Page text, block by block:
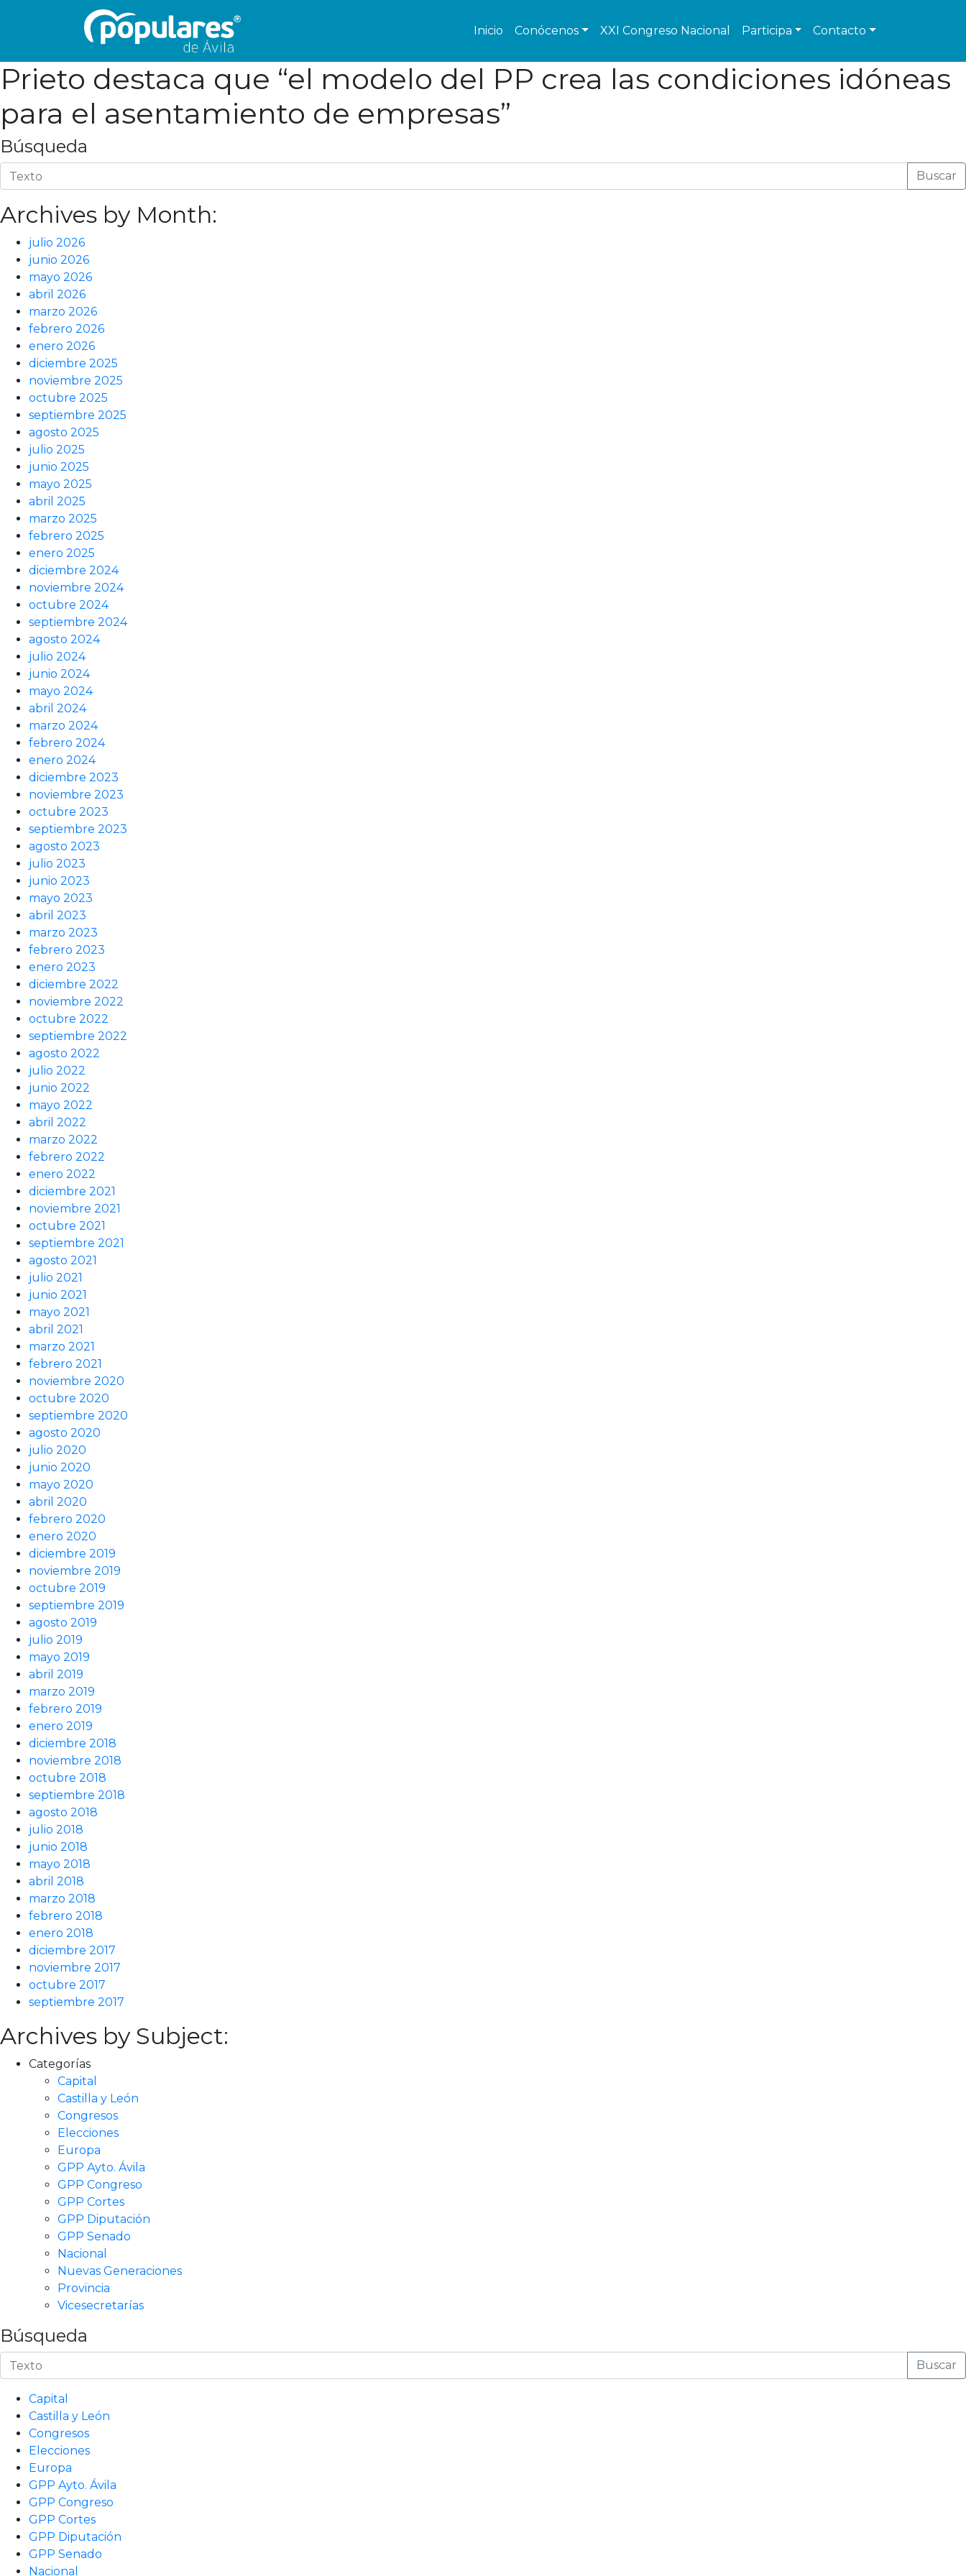
Inicio Conócenos XXI Congreso Nacional Participa Contacto
Prieto destaca que “el modelo del PP crea las condiciones idóneas
para el asentamiento de empresas”
Búsqueda
Buscar
Archives by Month:
julio 2026
junio 2026
mayo 2026
abril 2026
marzo 2026
febrero 2026
enero 2026
diciembre 2025
noviembre 2025
octubre 2025
septiembre 2025
agosto 2025
julio 2025
junio 2025
mayo 2025
abril 2025
marzo 2025
febrero 2025
enero 2025
diciembre 2024
noviembre 2024
octubre 2024
septiembre 2024
agosto 2024
julio 2024
junio 2024
mayo 2024
abril 2024
marzo 2024
febrero 2024
enero 2024
diciembre 2023
noviembre 2023
octubre 2023
septiembre 2023
agosto 2023
julio 2023
junio 2023
mayo 2023
abril 2023
marzo 2023
febrero 2023
enero 2023
diciembre 2022
noviembre 2022
octubre 2022
septiembre 2022
agosto 2022
julio 2022
junio 2022
mayo 2022
abril 2022
marzo 2022
febrero 2022
enero 2022
diciembre 2021
noviembre 2021
octubre 2021
septiembre 2021
agosto 2021
julio 2021
junio 2021
mayo 2021
abril 2021
marzo 2021
febrero 2021
noviembre 2020
octubre 2020
septiembre 2020
agosto 2020
julio 2020
junio 2020
mayo 2020
abril 2020
febrero 2020
enero 2020
diciembre 2019
noviembre 2019
octubre 2019
septiembre 2019
agosto 2019
julio 2019
mayo 2019
abril 2019
marzo 2019
febrero 2019
enero 2019
diciembre 2018
noviembre 2018
octubre 2018
septiembre 2018
agosto 2018
julio 2018
junio 2018
mayo 2018
abril 2018
marzo 2018
febrero 2018
enero 2018
diciembre 2017
noviembre 2017
octubre 2017
septiembre 2017
Archives by Subject:
Categorías
Capital
Castilla y León
Congresos
Elecciones
Europa
GPP Ayto. Ávila
GPP Congreso
GPP Cortes
GPP Diputación
GPP Senado
Nacional
Nuevas Generaciones
Provincia
Vicesecretarías
Búsqueda
Buscar
Capital
Castilla y León
Congresos
Elecciones
Europa
GPP Ayto. Ávila
GPP Congreso
GPP Cortes
GPP Diputación
GPP Senado
Nacional